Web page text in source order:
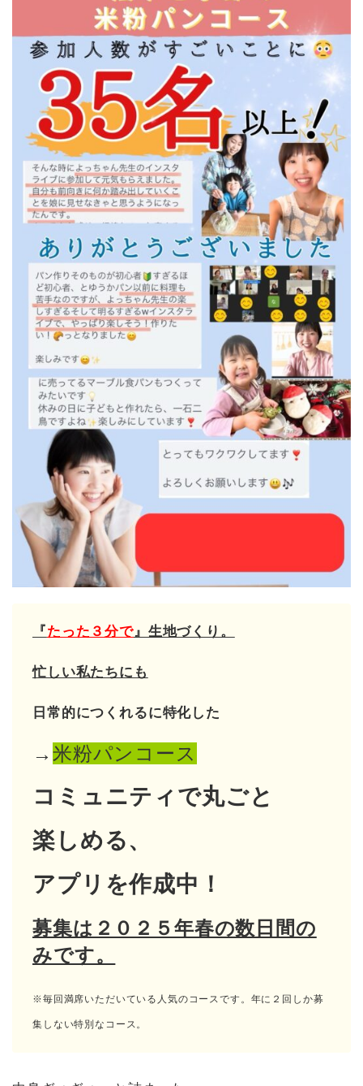
『たった３分で』生地づくり。
忙しい私たちにも
日常的につくれるに特化した
→ 米粉パンコース
コミュニティで丸ごと
楽しめる、
アプリを作成中！
募集は２０２５年春の数日間の
みです。
※毎回満席いただいている人気のコースです。年に２回しか募
集しない特別なコース。